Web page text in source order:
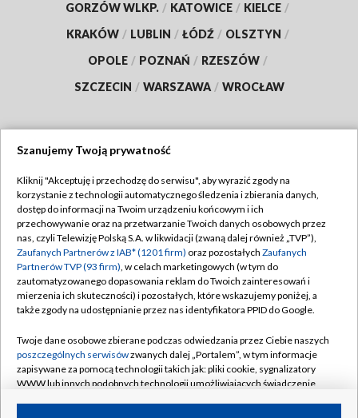
GORZÓW WLKP. / KATOWICE / KIELCE /
KRAKÓW / LUBLIN / ŁÓDŹ / OLSZTYN /
OPOLE / POZNAŃ / RZESZÓW /
SZCZECIN / WARSZAWA / WROCŁAW
TVP
Abonament TVP
Emisja w TVP
Centrum informacji TVP
Naziemna Telewizja Cyfrowa
Rada Programowa
System NOS
Informacje o nadawcy
Regulamin TVP
Polityka prywatności
Moje zgody
Pomoc
Kontakt
Kanały
Szanujemy Twoją prywatność
Kliknij "Akceptuję i przechodzę do serwisu", aby wyrazić zgody na
korzystanie z technologii automatycznego śledzenia i zbierania danych,
dostęp do informacji na Twoim urządzeniu końcowym i ich
przechowywanie oraz na przetwarzanie Twoich danych osobowych przez
nas, czyli Telewizję Polską S.A. w likwidacji (zwaną dalej również „TVP”),
Zaufanych Partnerów z IAB* (1201 firm) oraz pozostałych Zaufanych
Partnerów TVP (93 firm), w celach marketingowych (w tym do
zautomatyzowanego dopasowania reklam do Twoich zainteresowań i
mierzenia ich skuteczności) i pozostałych, które wskazujemy poniżej, a
także zgody na udostępnianie przez nas identyfikatora PPID do Google.
Twoje dane osobowe zbierane podczas odwiedzania przez Ciebie naszych
poszczególnych serwisówzwanych dalej „Portalem”, w tym informacje
zapisywane za pomocą technologii takich jak: pliki cookie, sygnalizatory
WWW lub innych podobnych technologii umożliwiających świadczenie